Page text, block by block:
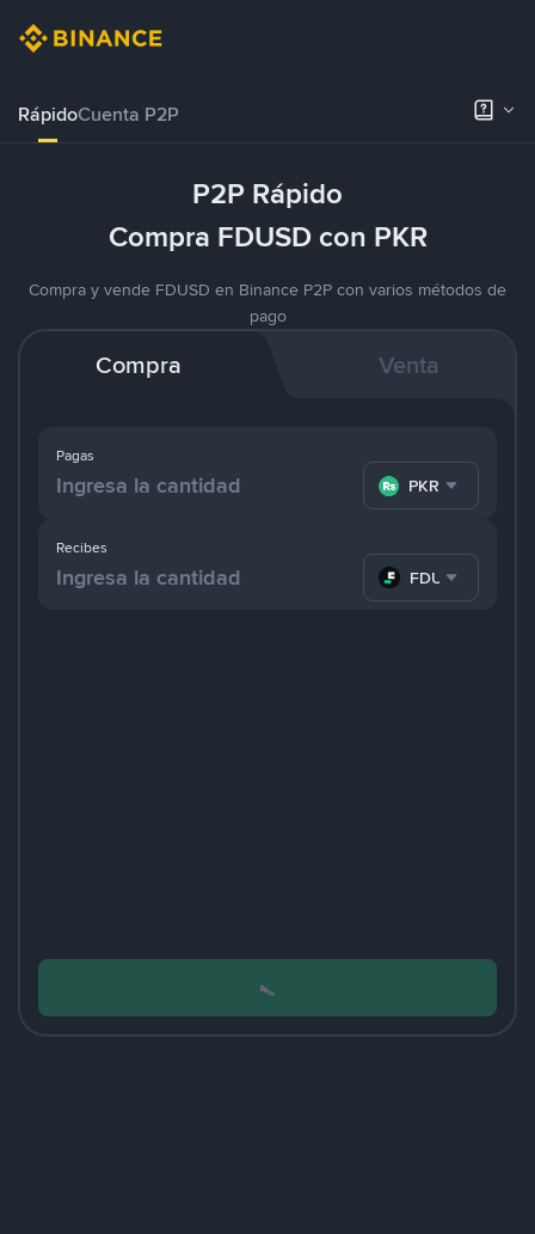
RápidoCuenta P2P
P2P Rápido
Compra FDUSD con PKR
Compra y vende FDUSD en Binance P2P con varios métodos de
pago
Compra Venta
Pagas
PKR
Recibes
FDUSD